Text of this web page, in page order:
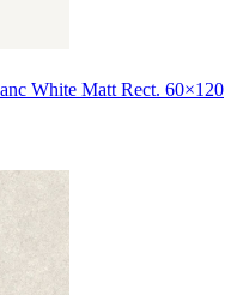
White Matt Rect. 60×120